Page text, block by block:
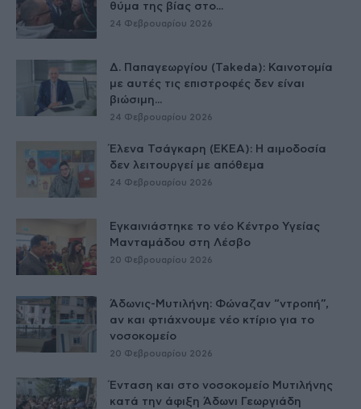
θύμα της βίας στο...
24 Φεβρουαρίου 2026
Δ. Παπαγεωργίου (Takeda): Καινοτομία
με αυτές τις επιστροφές δεν είναι
βιώσιμη...
24 Φεβρουαρίου 2026
Έλενα Τσάγκαρη (ΕΚΕΑ): Η αιμοδοσία
δεν λειτουργεί με απόθεμα
24 Φεβρουαρίου 2026
Εγκαινιάστηκε το νέο Κέντρο Υγείας
Μανταμάδου στη Λέσβο
20 Φεβρουαρίου 2026
Άδωνις-Μυτιλήνη: Φώναζαν “ντροπή”,
αν και φτιάχνουμε νέο κτίριο για το
νοσοκομείο
20 Φεβρουαρίου 2026
Ένταση και στο νοσοκομείο Μυτιλήνης
κατά την άφιξη Άδωνι Γεωργιάδη